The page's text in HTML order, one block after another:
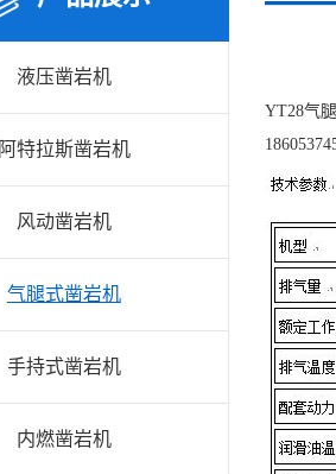
液压凿岩机
阿特拉斯凿岩机
风动凿岩机
气腿式凿岩机
手持式凿岩机
内燃凿岩机
YT28气